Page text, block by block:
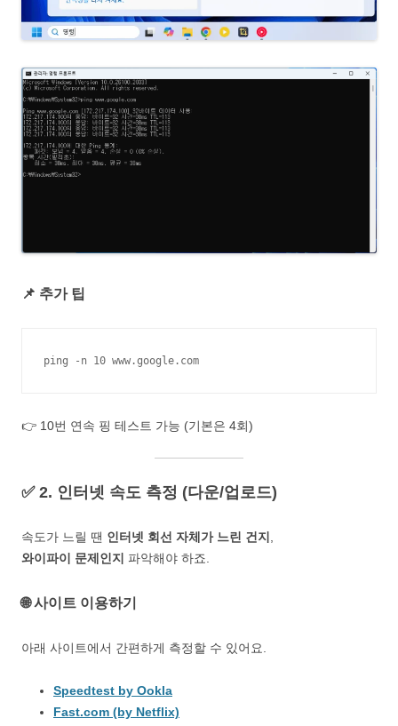
📌 추가 팁
ping -n 10 www.google.com
👉 10번 연속 핑 테스트 가능 (기본은 4회)
✅ 2. 인터넷 속도 측정 (다운/업로드)
속도가 느릴 땐 인터넷 회선 자체가 느린 건지 ,
와이파이 문제인지 파악해야 하죠.
🌐 사이트 이용하기
아래 사이트에서 간편하게 측정할 수 있어요.
Speedtest by Ookla
Fast.com (by Netflix)